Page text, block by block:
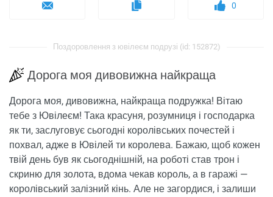
0
Поздоровлення з ювілеєм подрузі (id: 152872)
Дорога моя дивовижна найкраща
Дорога моя, дивовижна, найкраща подружка! Вітаю
тебе з Ювілеєм! Така красуня, розумниця і господарка
як ти, заслуговує сьогодні королівських почестей і
похвал, адже в Ювілей ти королева. Бажаю, щоб кожен
твій день був як сьогоднішній, на роботі став трон і
скриню для золота, вдома чекав король, а в гаражі —
королівський залізний кінь. Але не загордися, і залиши